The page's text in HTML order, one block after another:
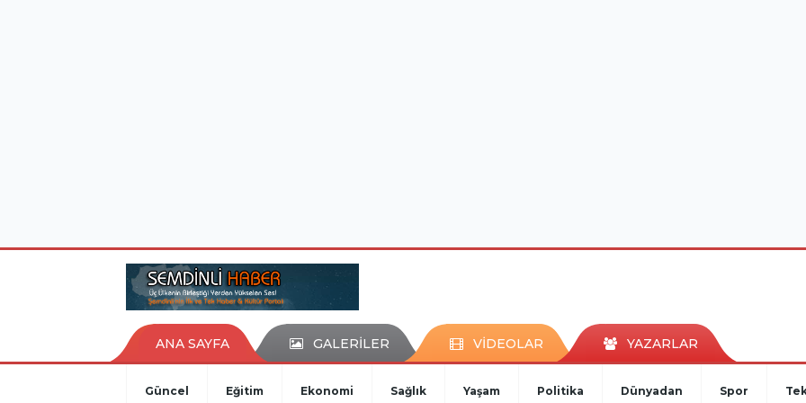
ANA SAYFA GALERİLER VİDEOLAR YAZARLAR
Güncel Eğitim Ekonomi Sağlık Yaşam Politika Dünyadan Spor